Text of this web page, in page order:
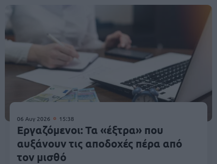
06 Αυγ 2026 15:38
Εργαζόμενοι: Τα «έξτρα» που
αυξάνουν τις αποδοχές πέρα από
τον μισθό